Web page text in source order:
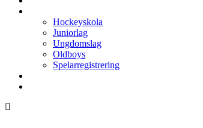
Hockeyskola
Juniorlag
Ungdomslag
Oldboys
Spelarregistrering